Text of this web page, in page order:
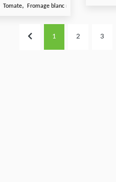
Tomate, Fromage blanc nature
1 2 3